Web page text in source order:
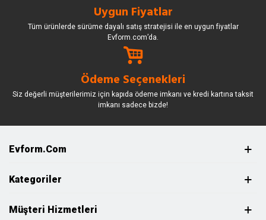
Uygun Fiyatlar
Tüm ürünlerde sürüme dayalı satış stratejisi ile en uygun fiyatlar
Evform.com’da.
Ödeme Seçenekleri
Siz değerli müşterilerimiz için kapıda ödeme imkanı ve kredi kartına taksit
imkanı sadece bizde!
Evform.com
Kategoriler
Müşteri Hizmetleri